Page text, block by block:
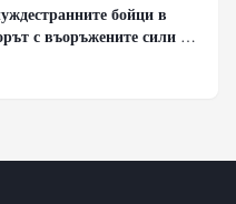
бойци в
с въоръжените сили не